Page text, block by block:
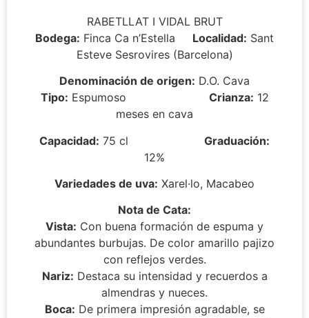
RABETLLAT I VIDAL BRUT
Bodega: Finca Ca n’Estella Localidad: Sant
Esteve Sesrovires (Barcelona)
Denominación de origen: D.O. Cava
Tipo: Espumoso Crianza: 12
meses en cava
Capacidad: 75 cl Graduación:
12%
Variedades de uva: Xarel·lo, Macabeo
Nota de Cata:
Vista: Con buena formación de espuma y
abundantes burbujas. De color amarillo pajizo
con reflejos verdes.
Nariz: Destaca su intensidad y recuerdos a
almendras y nueces.
Boca: De primera impresión agradable, se